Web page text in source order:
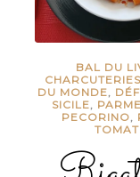
BAL DU
DU MONDE,
SICILE,
PECORINO,